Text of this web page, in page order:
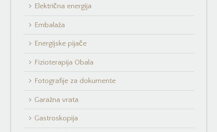
Električna energija
Embalaža
Energijske pijače
Fizioterapija Obala
Fotografije za dokumente
Garažna vrata
Gastroskopija